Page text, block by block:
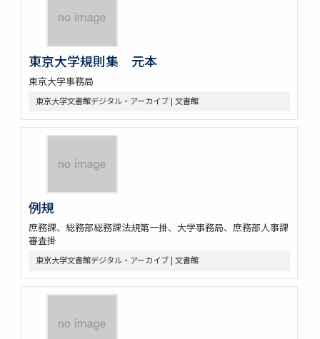
東京大学規則集 元本
東京大学事務局
東京大学文書館デジタル・アーカイブ | 文書館
例規
庶務課、総務部総務課法規第一掛、大学事務局、庶務部人事課
審査掛
東京大学文書館デジタル・アーカイブ | 文書館